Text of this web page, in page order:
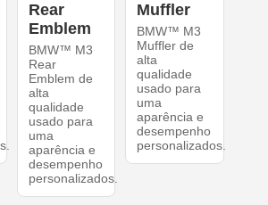
Rear
Emblem
BMW™ M3
Rear
Emblem de
alta
qualidade
usado para
uma
aparência e
desempenho
personalizados.
Muffler
BMW™ M3
Muffler de
alta
qualidade
usado para
uma
aparência e
desempenho
personalizados.